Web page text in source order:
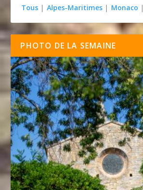
Tous | Alpes-Maritimes | Monaco |
PHOTO DE LA SEMAINE